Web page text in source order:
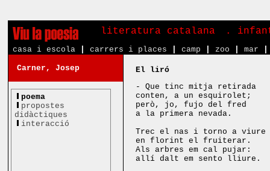
literatura catalana .
casa i escola carrers i places camp zoo mar
Carner, Josep
poema
propostes
didàctiques
interacció
El liró
- Que tinc mitja retirada
conten, a un esquirolet;
però, jo, fujo del fred
a la primera nevada.
Trec el nas i torno a viure
en florint el fruiterar.
Als arbres em cal pujar:
allí dalt em sento lliure.